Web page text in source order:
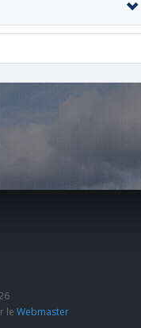
le Webmaster